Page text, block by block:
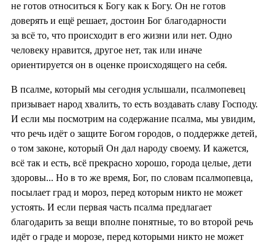
не готов относиться к Богу как к Богу. Он не готов
доверять и ещё решает, достоин Бог благодарности
за всё то, что происходит в его жизни или нет. Одно
человеку нравится, другое нет, так или иначе
ориентируется он в оценке происходящего на себя.
В псалме, который мы сегодня услышали, псалмопевец
призывает народ хвалить, то есть воздавать славу Господу.
И если мы посмотрим на содержание псалма, мы увидим,
что речь идёт о защите Богом городов, о поддержке детей,
о том законе, который Он дал народу своему. И кажется,
всё так и есть, всё прекрасно хорошо, города целые, дети
здоровы... Но в то же время, Бог, по словам псалмопевца,
посылает град и мороз, перед которым никто не может
устоять. И если первая часть псалма предлагает
благодарить за вещи вполне понятные, то во второй речь
идёт о граде и морозе, перед которыми никто не может